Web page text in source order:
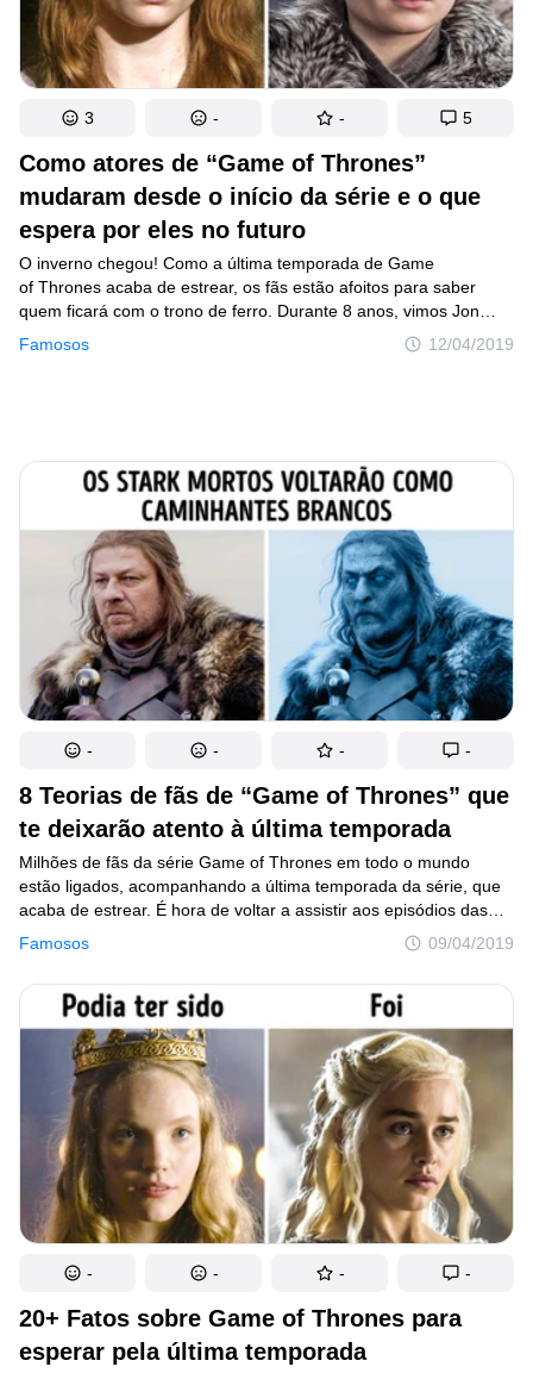
Como atores de “Game of Thrones”
mudaram desde o início da série e o que
espera por eles no futuro
Famosos 12/04/2019
O inverno chegou! Como a última temporada de Game
of Thrones acaba de estrear, os fãs estão afoitos para saber
quem ficará com o trono de ferro. Durante 8 anos, vimos Jon
Snow amadurecer, Sansa passando de garota ingênua a uma
líder desafiadora e Daenerys se tornando a mãe dos dragões.
que você não pode perder.
3 - - 5
8 Teorias de fãs de “Game of Thrones” que
te deixarão atento à última temporada
Famosos 09/04/2019
Milhões de fãs da série Game of Thrones em todo o mundo
estão ligados, acompanhando a última temporada da série, que
acaba de estrear. É hora de voltar a assistir aos episódios das
temporadas anteriores, comentar sobre eles com os amigos e,
por que não, de formular teorias sobre o final da trama. E cada
uma dessas possíveis versões é mais surpreendente que
a outra. Os responsáveis pela produção têm a difícil tarefa
de criar algo ainda mais grandioso do que os espectadores
podem esperar. E não temos dúvidas de que eles irão conseguir!
- - - -
20+ Fatos sobre Game of Thrones para
esperar pela última temporada
- - - -